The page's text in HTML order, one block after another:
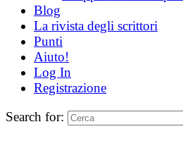
Blog
La rivista degli scrittori
Punti
Aiuto!
Log In
Registrazione
Search for: